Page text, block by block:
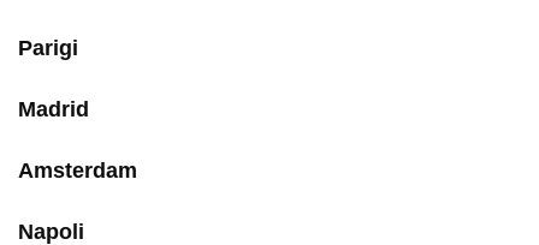
Parigi
Madrid
Amsterdam
Napoli